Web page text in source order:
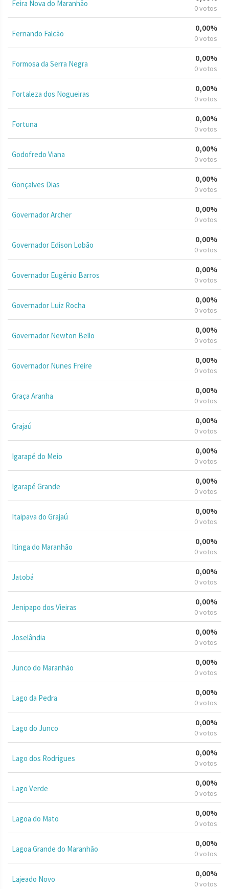
Feira Nova do Maranhão 0 votos
Fernando Falcão
0,00%
0 votos
Formosa da Serra Negra
0,00%
0 votos
Fortaleza dos Nogueiras
0,00%
0 votos
Fortuna
0,00%
0 votos
Godofredo Viana
0,00%
0 votos
Gonçalves Dias
0,00%
0 votos
Governador Archer
0,00%
0 votos
Governador Edison Lobão
0,00%
0 votos
Governador Eugênio Barros
0,00%
0 votos
Governador Luiz Rocha
0,00%
0 votos
Governador Newton Bello
0,00%
0 votos
Governador Nunes Freire
0,00%
0 votos
Graça Aranha
0,00%
0 votos
Grajaú
0,00%
0 votos
Igarapé do Meio
0,00%
0 votos
Igarapé Grande
0,00%
0 votos
Itaipava do Grajaú
0,00%
0 votos
Itinga do Maranhão
0,00%
0 votos
Jatobá
0,00%
0 votos
Jenipapo dos Vieiras
0,00%
0 votos
Joselândia
0,00%
0 votos
Junco do Maranhão
0,00%
0 votos
Lago da Pedra
0,00%
0 votos
Lago do Junco
0,00%
0 votos
Lago dos Rodrigues
0,00%
0 votos
Lago Verde
0,00%
0 votos
Lagoa do Mato
0,00%
0 votos
Lagoa Grande do Maranhão
0,00%
0 votos
Lajeado Novo
0,00%
0 votos